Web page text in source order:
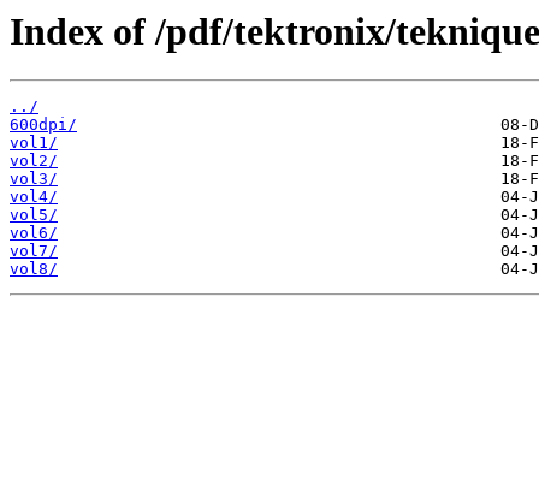
Index of /pdf/tektronix/
../
600dpi/
vol1/
vol2/
vol3/
vol4/
vol5/
vol6/
vol7/
vol8/